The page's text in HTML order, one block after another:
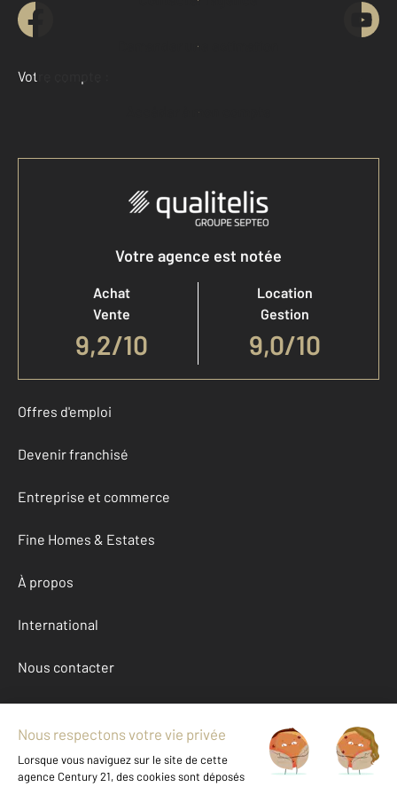
Demander une estimation
Votre compte :
Accéder à mon compte
Votre agence est notée
Achat
Vente
9,2/10
Location
Gestion
9,0/10
Offres d'emploi
Devenir franchisé
Entreprise et commerce
Fine Homes & Estates
À propos
International
Nous contacter
Mentions légales & CGU et Barèmes d'honoraires
Données personnelles